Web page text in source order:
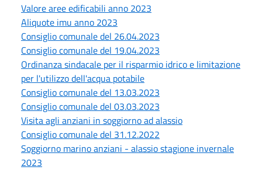
Valore aree edificabili anno 2023
Aliquote imu anno 2023
Consiglio comunale del 26.04.2023
Consiglio comunale del 19.04.2023
Ordinanza sindacale per il risparmio idrico e limitazione
per l'utilizzo dell'acqua potabile
Consiglio comunale del 13.03.2023
Consiglio comunale del 03.03.2023
Visita agli anziani in soggiorno ad alassio
Consiglio comunale del 31.12.2022
Soggiorno marino anziani - alassio stagione invernale
2023